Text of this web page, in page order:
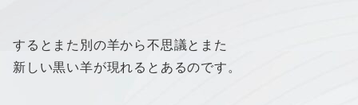
するとまた別の羊から不思議とまた
新しい黒い羊が現れるとあるのです。